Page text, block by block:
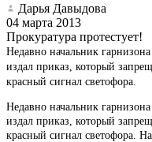
Дарья Давыдова
04 марта 2013
Прокуратура протестует!
Недавно начальник
издал приказ, который
красный сигнал светофора.
Недавно начальник
издал приказ, который
красный сигнал светофора.